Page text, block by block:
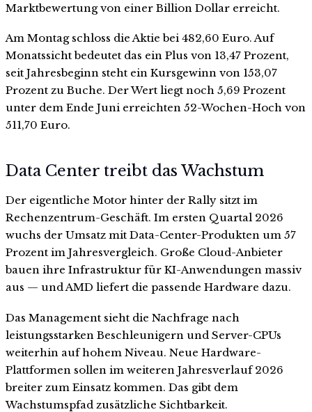
Marktbewertung von einer Billion Dollar erreicht.
Am Montag schloss die Aktie bei 482,60 Euro. Auf
Monatssicht bedeutet das ein Plus von 13,47 Prozent,
seit Jahresbeginn steht ein Kursgewinn von 153,07
Prozent zu Buche. Der Wert liegt noch 5,69 Prozent
unter dem Ende Juni erreichten 52-Wochen-Hoch von
511,70 Euro.
Data Center treibt das Wachstum
Der eigentliche Motor hinter der Rally sitzt im
Rechenzentrum-Geschäft. Im ersten Quartal 2026
wuchs der Umsatz mit Data-Center-Produkten um 57
Prozent im Jahresvergleich. Große Cloud-Anbieter
bauen ihre Infrastruktur für KI-Anwendungen massiv
aus — und AMD liefert die passende Hardware dazu.
Das Management sieht die Nachfrage nach
leistungsstarken Beschleunigern und Server-CPUs
weiterhin auf hohem Niveau. Neue Hardware-
Plattformen sollen im weiteren Jahresverlauf 2026
breiter zum Einsatz kommen. Das gibt dem
Wachstumspfad zusätzliche Sichtbarkeit.